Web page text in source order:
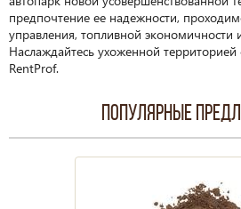
Популярные
предпочтение ее надежности,
управления, топливной экономичности
Наслаждайтесь ухоженной
RentProf.